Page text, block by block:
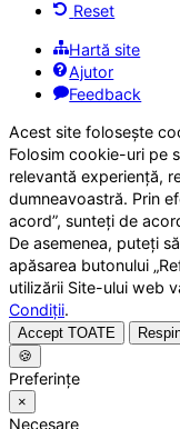
Reset
Hartă site
Ajutor
Feedback
Acest site folosește
Folosim cookie-uri pe
relevantă experiență,
dumneavoastră. Prin
acord”, sunteți de
De asemenea, puteți
apăsarea butonului
utilizării Site-ului web
Condiții.
Accept TOATE
🍪
Preferințe
×
Necesare